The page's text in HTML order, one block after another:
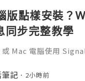
版點樣安裝？
同步完整教學
Mac 電腦使用
置。
記 2小時前